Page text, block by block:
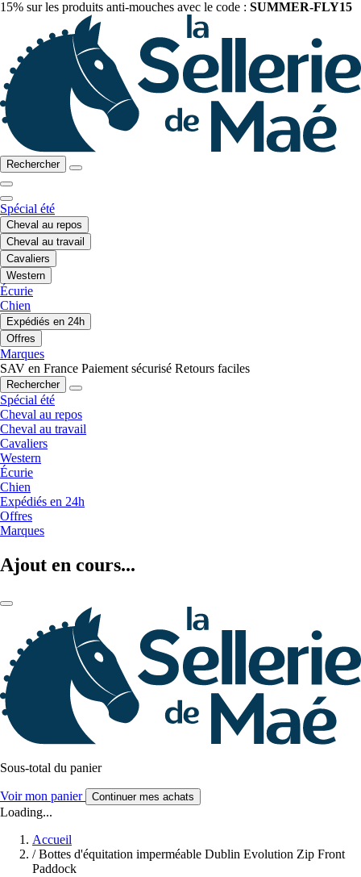
15% sur les produits anti-mouches avec le code : SUMMER-FLY15
Rechercher
Spécial été
Cheval au repos
Cheval au travail
Cavaliers
Western
Écurie
Chien
Expédiés en 24h
Offres
Marques
SAV en France Paiement sécurisé Retours faciles
Rechercher
Spécial été
Cheval au repos
Cheval au travail
Cavaliers
Western
Écurie
Chien
Expédiés en 24h
Offres
Marques
Ajout en cours...
Sous-total du panier
Voir mon panier Continuer mes achats
Loading...
Accueil
/ Bottes d'équitation imperméable Dublin Evolution Zip Front
Paddock